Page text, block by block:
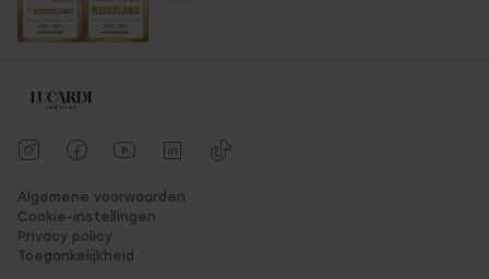
Algemene voorwaarden
Cookie-instellingen
Privacy policy
Toegankelijkheid